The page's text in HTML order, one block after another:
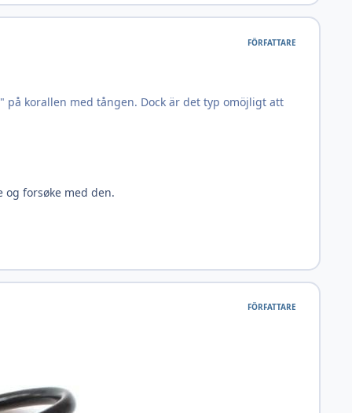
FÖRFATTARE
korallen med tången. Dock är det typ omöjligt att
og forsøke med den.
FÖRFATTARE